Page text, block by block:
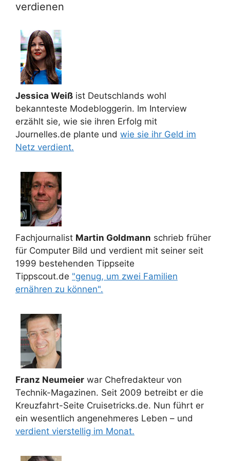
verdienen
Jessica Weiß ist Deutschlands wohl
bekannteste Modebloggerin. Im Interview
erzählt sie, wie sie ihren Erfolg mit
Journelles.de plante und wie sie ihr Geld im
Netz verdient.
Fachjournalist Martin Goldmann schrieb früher
für Computer Bild und verdient mit seiner seit
1999 bestehenden Tippseite
Tippscout.de "genug, um zwei Familien
ernähren zu können".
Franz Neumeier war Chefredakteur von
Technik-Magazinen. Seit 2009 betreibt er die
Kreuzfahrt-Seite Cruisetricks.de. Nun führt er
ein wesentlich angenehmeres Leben – und
verdient vierstellig im Monat.